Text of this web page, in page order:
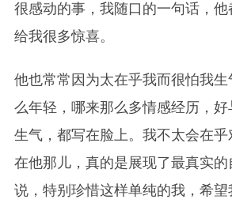
很感动的事，我随口的一句话，
给我很多惊喜。
他也常常因为太在乎我而很怕我
么年轻，哪来那么多情感经历，
生气，都写在脸上。我不太会在
在他那儿，真的是展现了最真实的
说，特别珍惜这样单纯的我，希